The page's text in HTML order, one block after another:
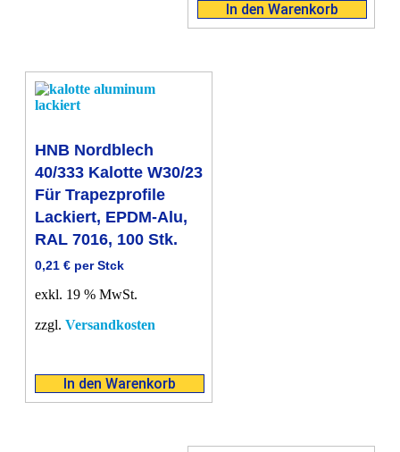
In den Warenkorb
HNB Nordblech
40/333 Kalotte W30/23
Für Trapezprofile
Lackiert, EPDM-Alu,
RAL 7016, 100 Stk.
0,21 € per Stck
exkl. 19 % MwSt.
zzgl. Versandkosten
In den Warenkorb